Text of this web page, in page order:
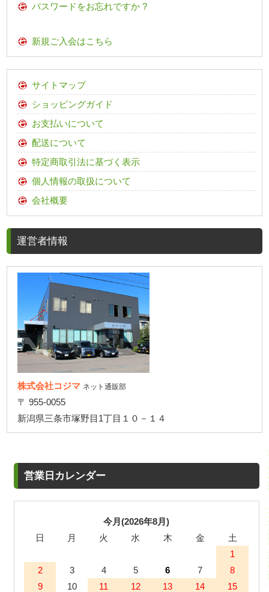
パスワードをお忘れですか ?
新規ご入会はこちら
サイトマップ
ショッピングガイド
お支払いについて
配送について
特定商取引法に基づく表示
個人情報の取扱について
会社概要
運営者情報
株式会社コジマ ネット通販部
〒 955-0055
新潟県三条市塚野目1丁目１０－１４
営業日カレンダー
今月(2026年8月)
日
月 火 水 木 金
土
1
2
3 4 5 6 7
8
9
10 11 12 13 14 15